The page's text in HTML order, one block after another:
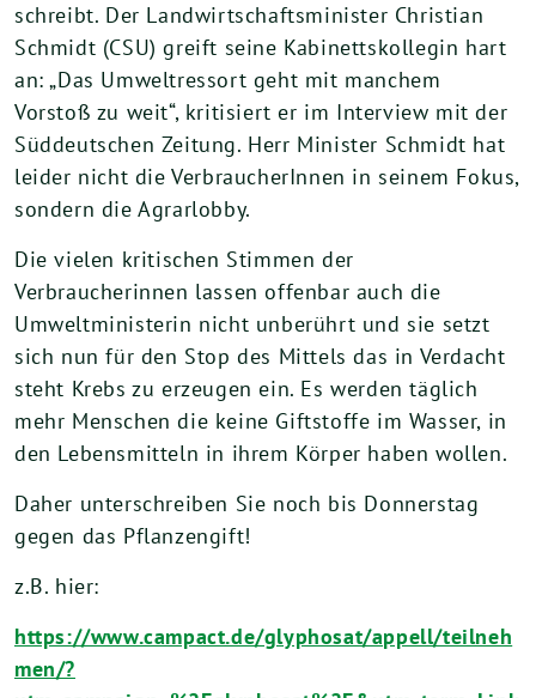
schreibt. Der Landwirtschaftsminister Christian
Schmidt (CSU) greift seine Kabinettskollegin hart
an: „Das Umweltressort geht mit manchem
Vorstoß zu weit“, kritisiert er im Interview mit der
Süddeutschen Zeitung. Herr Minister Schmidt hat
leider nicht die VerbraucherInnen in seinem Fokus,
sondern die Agrarlobby.
Die vielen kritischen Stimmen der
Verbraucherinnen lassen offenbar auch die
Umweltministerin nicht unberührt und sie setzt
sich nun für den Stop des Mittels das in Verdacht
steht Krebs zu erzeugen ein. Es werden täglich
mehr Menschen die keine Giftstoffe im Wasser, in
den Lebensmitteln in ihrem Körper haben wollen.
Daher unterschreiben Sie noch bis Donnerstag
gegen das Pflanzengift!
z.B. hier:
https://www.campact.de/glyphosat/appell/teilneh
men/?